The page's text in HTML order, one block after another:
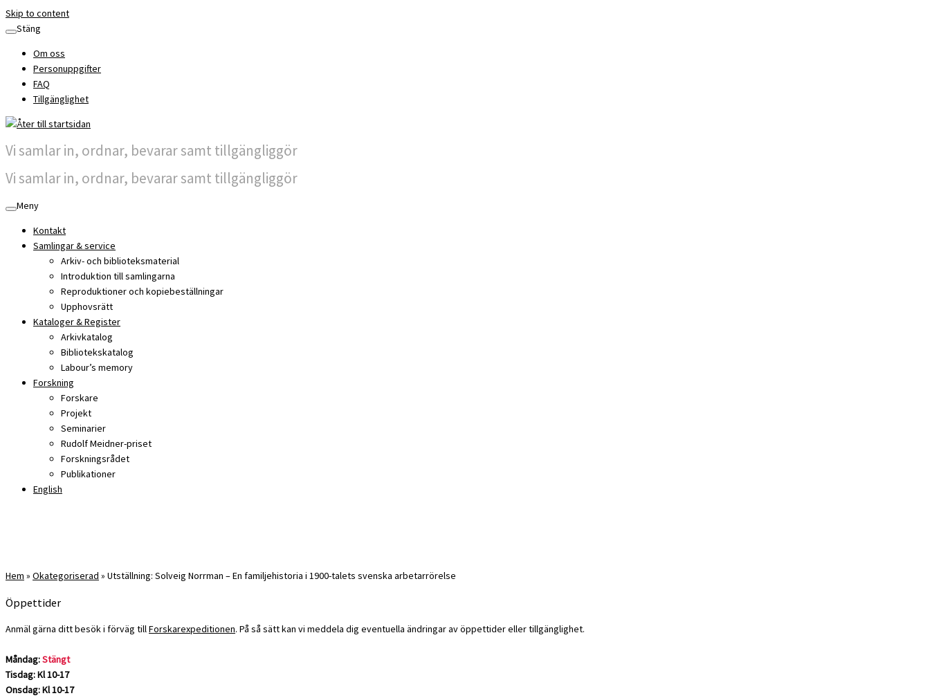
Skip to content
Stäng
Om oss
Personuppgifter
FAQ
Tillgänglighet
Vi samlar in, ordnar, bevarar samt tillgängliggör
Vi samlar in, ordnar, bevarar samt tillgängliggör
Meny
Kontakt
Samlingar & service
Arkiv- och biblioteksmaterial
Introduktion till samlingarna
Reproduktioner och kopiebeställningar
Upphovsrätt
Kataloger & Register
Arkivkatalog
Bibliotekskatalog
Labour’s memory
Forskning
Forskare
Projekt
Seminarier
Rudolf Meidner-priset
Forskningsrådet
Publikationer
English
Hem » Okategoriserad » Utställning: Solveig Norrman – En familjehistoria i 1900-talets svenska arbetarrörelse
Öppettider
Anmäl gärna ditt besök i förväg tillForskarexpeditionen. På så sätt kan vi meddela dig eventuella ändringar av öppettider eller tillgänglighet.
Måndag:Stängt
Tisdag: Kl 10-17
Onsdag: Kl 10-17